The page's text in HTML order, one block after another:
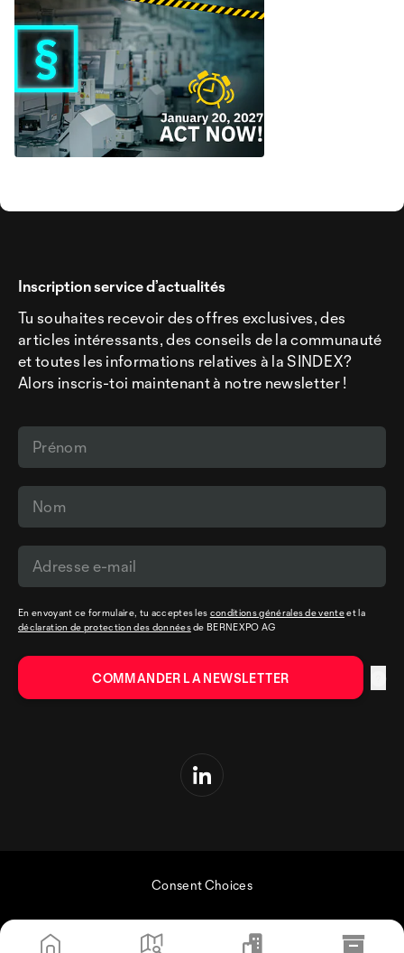
Inscription service d’actualités
Tu souhaites recevoir des offres exclusives, des
articles intéressants, des conseils de la communauté
et toutes les informations relatives à la SINDEX?
Alors inscris-toi maintenant à notre newsletter !
En envoyant ce formulaire, tu acceptes les conditions générales de venteet la
déclaration de protection des donnéesde BERNEXPO AG
Consent Choices